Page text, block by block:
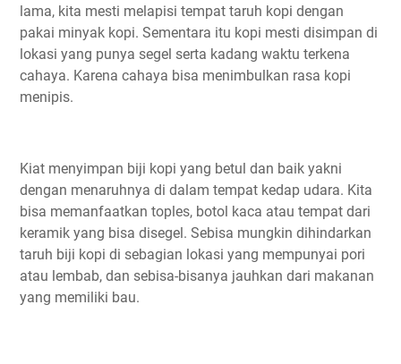
lama, kita mesti melapisi tempat taruh kopi dengan
pakai minyak kopi. Sementara itu kopi mesti disimpan di
lokasi yang punya segel serta kadang waktu terkena
cahaya. Karena cahaya bisa menimbulkan rasa kopi
menipis.
Kiat menyimpan biji kopi yang betul dan baik yakni
dengan menaruhnya di dalam tempat kedap udara. Kita
bisa memanfaatkan toples, botol kaca atau tempat dari
keramik yang bisa disegel. Sebisa mungkin dihindarkan
taruh biji kopi di sebagian lokasi yang mempunyai pori
atau lembab, dan sebisa-bisanya jauhkan dari makanan
yang memiliki bau.